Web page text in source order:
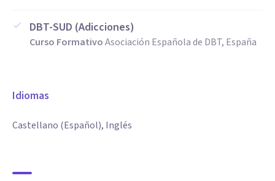
DBT-SUD (Adicciones)
Curso FormativoAsociación Española de DBT, España
Idiomas
Castellano (Español), Inglés